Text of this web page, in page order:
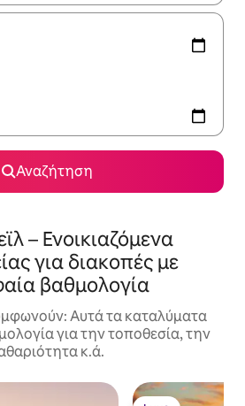
Αναζήτηση
– Ενοικιαζόμενα
για διακοπές με
βαθμολογία
Αυτά τα καταλύματα
για την τοποθεσία, την
κ.ά.